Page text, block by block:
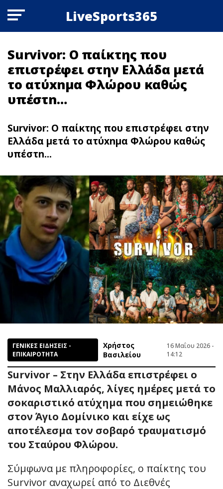
LiveSports365
Survivor: O παίκτης που
επιστρέφει στην Ελλάδα μετά
το ατύxnμα Φλώρου καθώς
υπέστn…
Survivor: O παίκτης που επιστρέφει στην
Ελλάδα μετά το ατύxnμα Φλώρου καθώς
υπέστn...
ΓΕΝΙΚΕΣ ΕΙΔΗΣΕΙΣ -
ΕΠΙΚΑΙΡΟΤΗΤΑ
Χρήστος
Βασιλείου
16 Μαΐου 2026 -
14:12
Survivor – Στην Ελλάδα επιστρέφει ο
Μάνος Μαλλιαρός, λίγες ημέρες μετά το
σοκαριστικό ατύχημα που σημειώθηκε
στον Άγιο Δομίνικο και είχε ως
αποτέλεσμα τον σοβαρό τραυματισμό
του Σταύρου Φλώρου.
Σύμφωνα με πληροφορίες, ο παίκτης του
Survivor αναχωρεί από το Διεθνές